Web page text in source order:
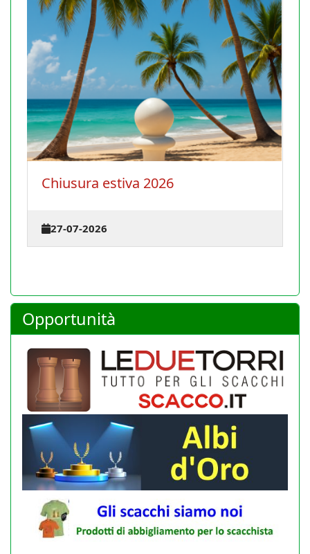
La Conferenza degli istruttori si
23-07-2026
Opportunità